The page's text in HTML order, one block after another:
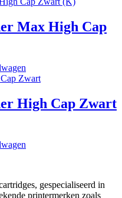
Max High Cap
High Cap Zwart
gespecialiseerd in
printermerken zoals